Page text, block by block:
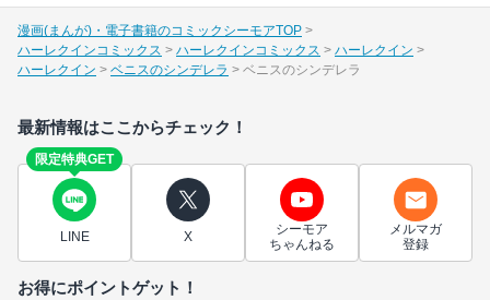
漫画(まんが)・電子書籍のコミックシーモアTOP
ハーレクインコミックス
ハーレクインコミックス
ハーレクイン
ハーレクイン
ベニスのシンデレラ ベニスのシンデレラ
最新情報はここからチェック！
限定特典GET
LINE X
シーモア
ちゃんねる
メルマガ
登録
お得にポイントゲット！